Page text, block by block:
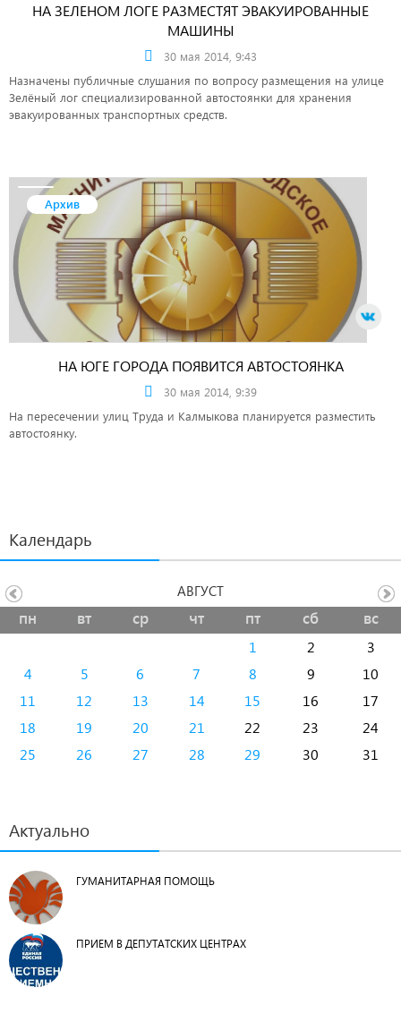
НА ЗЕЛЕНОМ ЛОГЕ РАЗМЕСТЯТ ЭВАКУИРОВАННЫЕ
МАШИНЫ
30 мая 2014, 9:43
Назначены публичные слушания по вопросу размещения на улице
Зелёный лог специализированной автостоянки для хранения
эвакуированных транспортных средств.
Архив
НА ЮГЕ ГОРОДА ПОЯВИТСЯ АВТОСТОЯНКА
30 мая 2014, 9:39
На пересечении улиц Труда и Калмыкова планируется разместить
автостоянку.
Календарь
пн вт ср чт пт сб вс
1 2
3
4
5 6 7 8 9
10
11
12 13 14 15 16
17
18
19 20 21 22 23
24
25
26 27 28 29 30 31
АВГУСТ
Актуально
ГУМАНИТАРНАЯ ПОМОЩЬ
ПРИЕМ В ДЕПУТАТСКИХ ЦЕНТРАХ